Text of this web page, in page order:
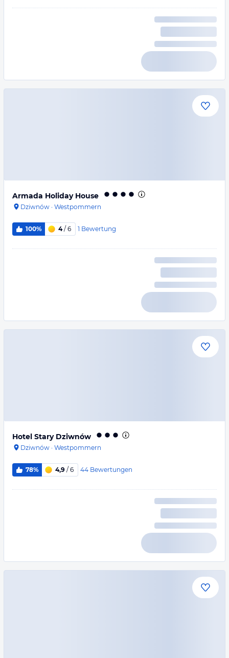
Armada Holiday House
Dziwnów · Westpommern
100% 4/ 6 1 Bewertung
Hotel Stary Dziwnów
Dziwnów · Westpommern
78% 4,9 / 6 44 Bewertungen